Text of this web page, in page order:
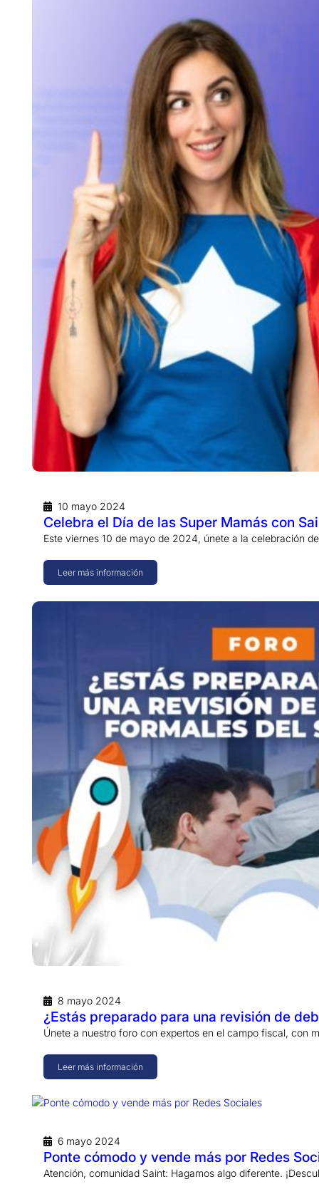
10 mayo 2024
Celebra el Día de las Super Mamás con
Este viernes 10 de mayo de 2024, únete a la celebración
Leer más información
8 mayo 2024
¿Estás preparado para una revisión de
Únete a nuestro foro con expertos en el campo fiscal, con
Leer más información
6 mayo 2024
Ponte cómodo y vende más por Redes
Atención, comunidad Saint: Hagamos algo diferente.